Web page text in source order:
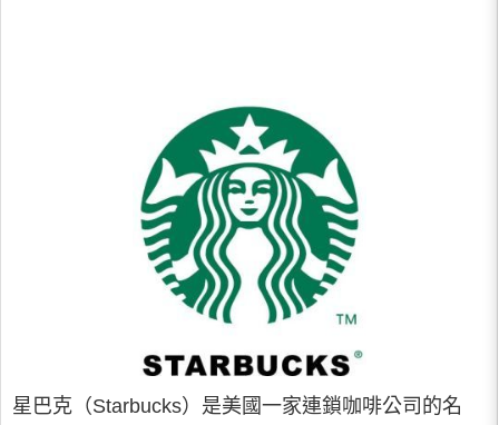
星巴克（Starbucks）是美國一家連鎖咖啡公司的名